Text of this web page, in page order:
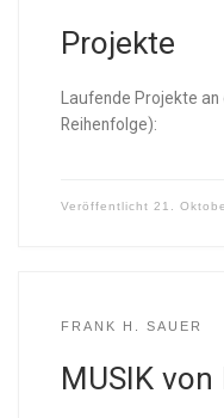
Projekte
Laufende Projekte
Reihenfolge):
Veröffentlicht 21.
FRANK H. SAUER
MUSIK von